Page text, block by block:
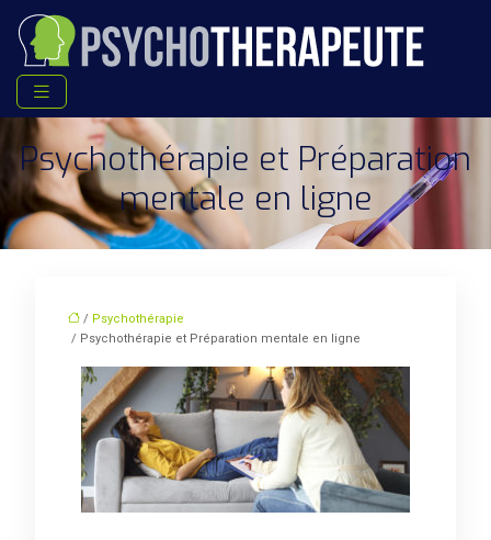
Psychothérapie et Préparation
mentale en ligne
/ Psychothérapie
/ Psychothérapie et Préparation mentale en ligne